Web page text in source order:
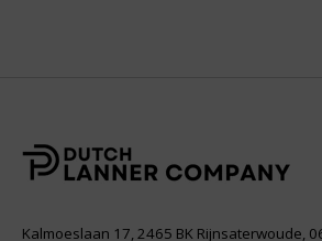
Kalmoeslaan 17, 2465 BK Rijnsaterwoude,